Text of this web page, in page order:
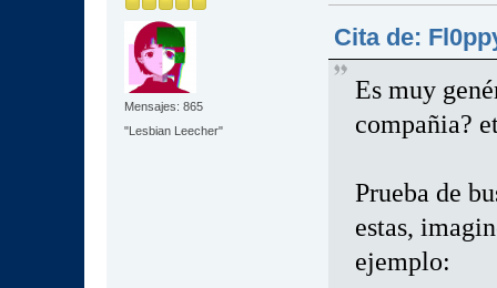
Mensajes: 865
"Lesbian Leecher"
Cita de:
Es muy
compañia?
Prueba de
estas,
ejemplo: